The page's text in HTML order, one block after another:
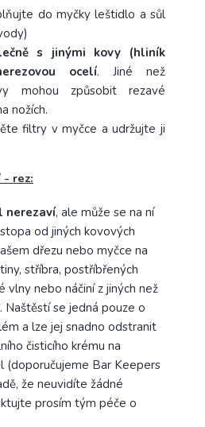
do myčky leštidlo a sůl
s jinými kovy (hliník
ocelí. Jiné než
mohou způsobit rezavé
nožích.
filtry v myčce a udržujte ji
- rez:
nerezaví, ale může se na ní
od jiných kovových
dřezu nebo myčce na
stříbra, postříbřených
vlny nebo náčiní z jiných než
Naštěstí se jedná pouze o
a lze jej snadno odstranit
čisticího krému na
(doporučujeme Bar Keepers
že neuvidíte žádné
prosím tým péče o